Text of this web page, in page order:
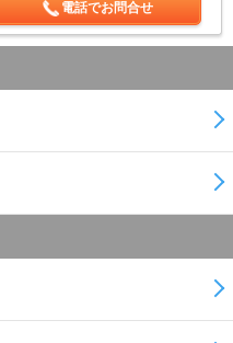
電話でお問合せ